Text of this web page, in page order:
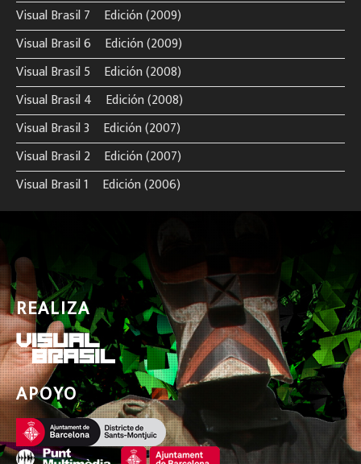
Visual Brasil 7º Edición (2009)
Visual Brasil 6º Edición (2009)
Visual Brasil 5º Edición (2008)
Visual Brasil 4º Edición (2008)
Visual Brasil 3º Edición (2007)
Visual Brasil 2º Edición (2007)
Visual Brasil 1º Edición (2006)
REALIZA
APOYO